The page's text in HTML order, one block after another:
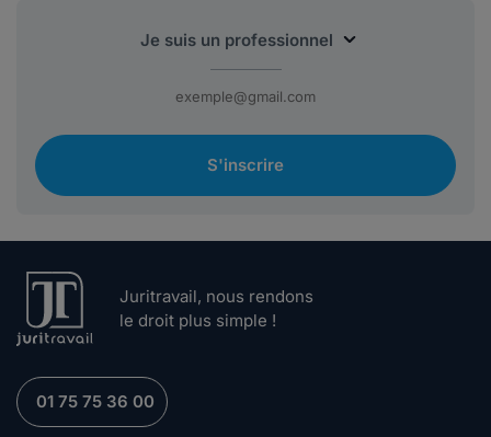
S'inscrire
Juritravail, nous rendons
le droit plus simple !
01 75 75 36 00